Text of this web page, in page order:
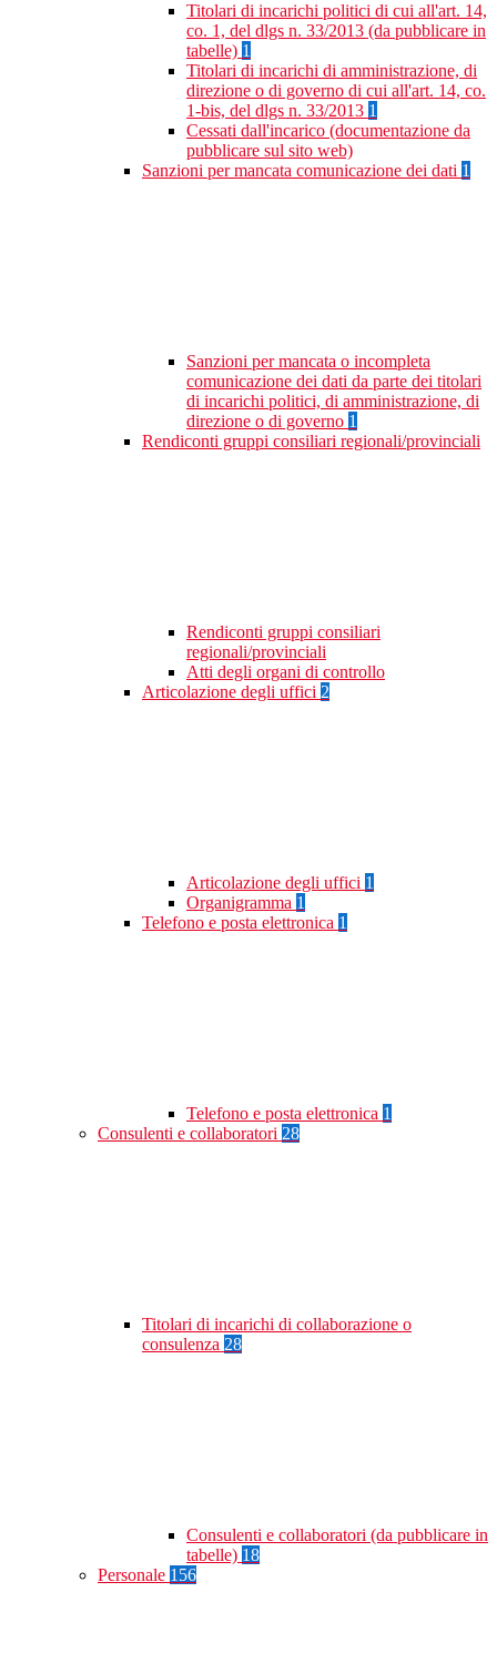
Titolari di incarichi politici di cui all'art. 14,
co. 1, del dlgs n. 33/2013 (da pubblicare in
tabelle) 1
Titolari di incarichi di amministrazione, di
direzione o di governo di cui all'art. 14, co.
1-bis, del dlgs n. 33/2013 1
Cessati dall'incarico (documentazione da
pubblicare sul sito web)
Sanzioni per mancata comunicazione dei dati 1
Sanzioni per mancata o incompleta
comunicazione dei dati da parte dei titolari
di incarichi politici, di amministrazione, di
direzione o di governo 1
Rendiconti gruppi consiliari regionali/provinciali
Rendiconti gruppi consiliari
regionali/provinciali
Atti degli organi di controllo
Articolazione degli uffici 2
Articolazione degli uffici 1
Organigramma 1
Telefono e posta elettronica 1
Telefono e posta elettronica 1
Consulenti e collaboratori 28
Titolari di incarichi di collaborazione o
consulenza 28
Consulenti e collaboratori (da pubblicare in
tabelle) 18
Personale 156